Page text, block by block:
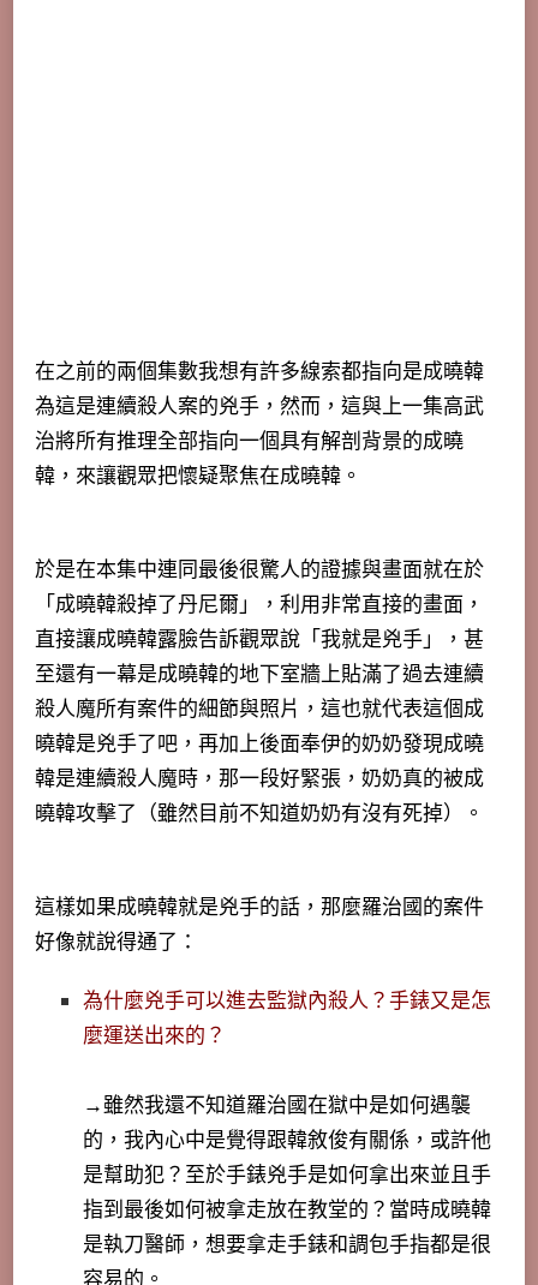
在之前的兩個集數我想有許多線索都指向是成曉韓
為這是連續殺人案的兇手，然而，這與上一集高武
治將所有推理全部指向一個具有解剖背景的成曉
韓，來讓觀眾把懷疑聚焦在成曉韓。
於是在本集中連同最後很驚人的證據與畫面就在於
「成曉韓殺掉了丹尼爾」，利用非常直接的畫面，
直接讓成曉韓露臉告訴觀眾說「我就是兇手」，甚
至還有一幕是成曉韓的地下室牆上貼滿了過去連續
殺人魔所有案件的細節與照片，這也就代表這個成
曉韓是兇手了吧，再加上後面奉伊的奶奶發現成曉
韓是連續殺人魔時，那一段好緊張，奶奶真的被成
曉韓攻擊了（雖然目前不知道奶奶有沒有死掉）。
這樣如果成曉韓就是兇手的話，那麼羅治國的案件
好像就說得通了：
為什麼兇手可以進去監獄內殺人？手錶又是怎
麼運送出來的？
→雖然我還不知道羅治國在獄中是如何遇襲
的，我內心中是覺得跟韓敘俊有關係，或許他
是幫助犯？至於手錶兇手是如何拿出來並且手
指到最後如何被拿走放在教堂的？當時成曉韓
是執刀醫師，想要拿走手錶和調包手指都是很